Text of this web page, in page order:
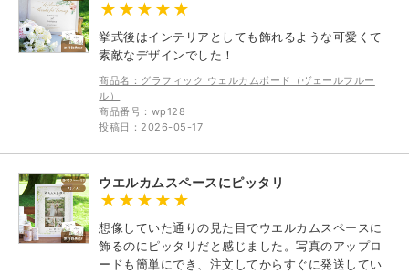
挙式後はインテリアとしても飾れるような可愛くて
素敵なデザインでした！
商品名：グラフィック ウェルカムボード（ヴェールフルー
ル）
商品番号：wp128
投稿日：2026-05-17
ウエルカムスペースにピッタリ
想像していた通りの見た目でウエルカムスペースに
飾るのにピッタリだと感じました。写真のアップロ
ードも簡単にでき、注文してからすぐに発送してい